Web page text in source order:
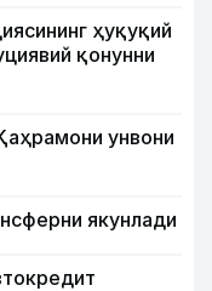
ҳуқуқий
қонунни
унвони
якунлади